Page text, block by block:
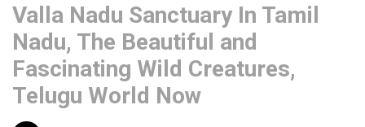
Valla Nadu Sanctuary In Tamil
Nadu, The Beautiful and
Fascinating Wild Creatures,
Telugu World Now